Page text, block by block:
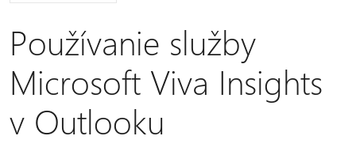
Používanie služby
Microsoft Viva Insights
v Outlooku